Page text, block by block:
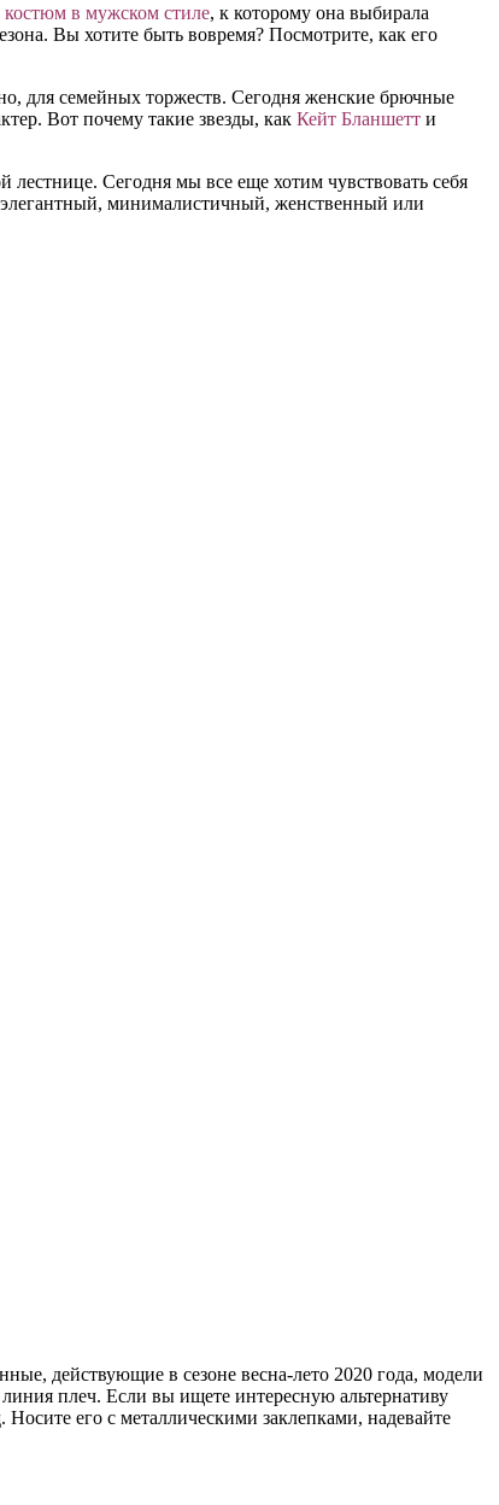
костюм в мужском стиле, к которому она выбирала
Вы хотите быть вовремя? Посмотрите, как его
для семейных торжеств. Сегодня женские брючные
Вот почему такие звезды, как Кейт Бланшетт и
Сегодня мы все еще хотим чувствовать себя
элегантный, минималистичный, женственный или
действующие в сезоне весна-лето 2020 года, модели
плеч. Если вы ищете интересную альтернативу
его с металлическими заклепками, надевайте